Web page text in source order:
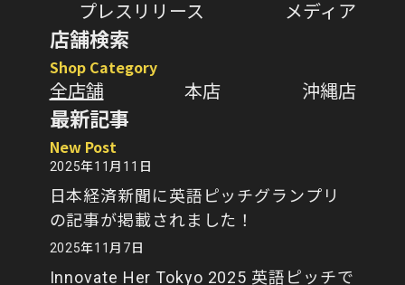
プレスリリース
メディア
店舗検索
Shop Category
全店舗
本店 沖縄店
最新記事
New Post
2025年11月11日
日本経済新聞に英語ピッチグランプリ
の記事が掲載されました！
2025年11月7日
Innovate Her Tokyo 2025 英語ピッチで